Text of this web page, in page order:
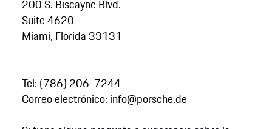
200 S. Biscayne Blvd.
Suite 4620
Miami, Florida 33131
Tel: (786) 206-7244
Correo electrónico: info@porsche.de